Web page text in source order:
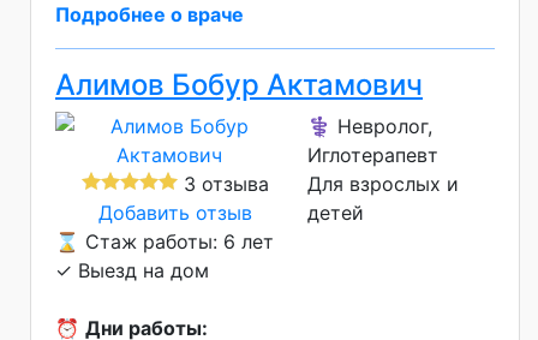
Подробнее о враче
Алимов Бобур Актамович
3 отзыва
Добавить отзыв
⚕️ Невролог,
Иглотерапевт
Для взрослых и
детей
⌛ Стаж работы: 6 лет
✓ Выезд на дом
⏰ Дни работы: